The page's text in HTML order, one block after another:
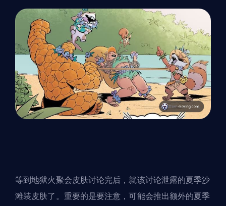
等到地狱火聚会皮肤讨论完后，就该讨论泄露的夏季沙
滩装皮肤了。重要的是要注意，可能会推出额外的夏季